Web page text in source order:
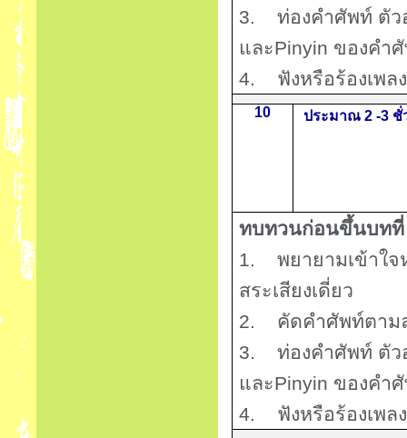
3.
ท่องคำศัพท์ ตั
และPinyin ของคำ
4.
ฟังหรือร้องเพล
10 ประมาณ 2 -3 ชั่
ทบทวนก่อนขึ้นบท
1.
พยายามเข้าใ
สระเสียงเดี่ยว
2.
คัดคำศัพท์ตาม
3.
ท่องคำศัพท์ ตั
และPinyin ของคำ
4.
ฟังหรือร้องเพล